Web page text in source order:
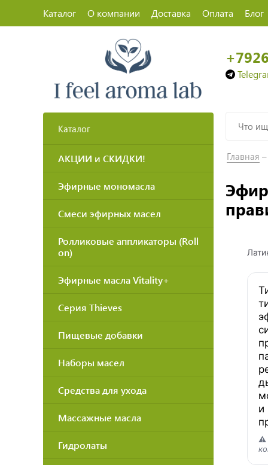
Каталог О компании Доставка Оплата Блог
Каталог
АКЦИИ и СКИДКИ!
Эфирные мономасла
Смеси эфирных масел
Ролликовые аппликаторы (Roll
on)
Эфирные масла Vitality+
Серия Thieves
Пищевые добавки
Наборы масел
Средства для ухода
Массажные масла
Гидролаты
Главная
и
⚠️